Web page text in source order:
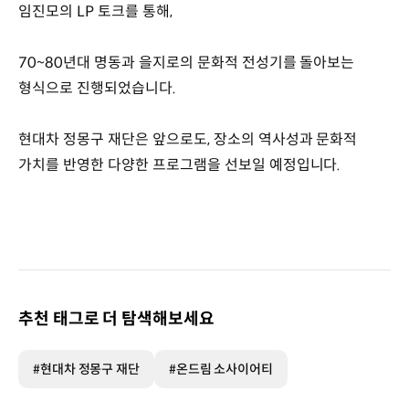
임진모의 LP 토크를 통해,
70~80년대 명동과 을지로의 문화적 전성기를 돌아보는
형식으로 진행되었습니다.
현대차 정몽구 재단은 앞으로도, 장소의 역사성과 문화적
가치를 반영한 다양한 프로그램을 선보일 예정입니다.
추천 태그로 더 탐색해보세요
#현대차 정몽구 재단 #온드림 소사이어티